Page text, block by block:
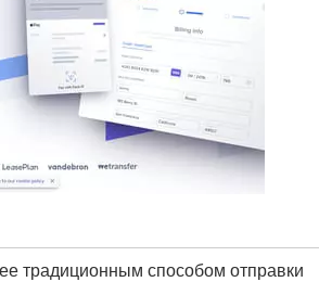
традиционным способом отправки